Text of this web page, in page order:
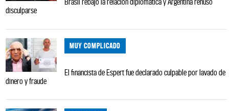
disculparse
MUY COMPLICADO
El financista de Espert fue declarado culpable por lavado de
dinero y fraude